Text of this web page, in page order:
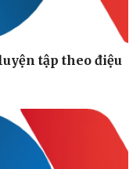
tập theo điệu